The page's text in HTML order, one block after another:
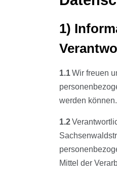
1)
1.1Wir freuen
werden können.
1.2
Mittel der